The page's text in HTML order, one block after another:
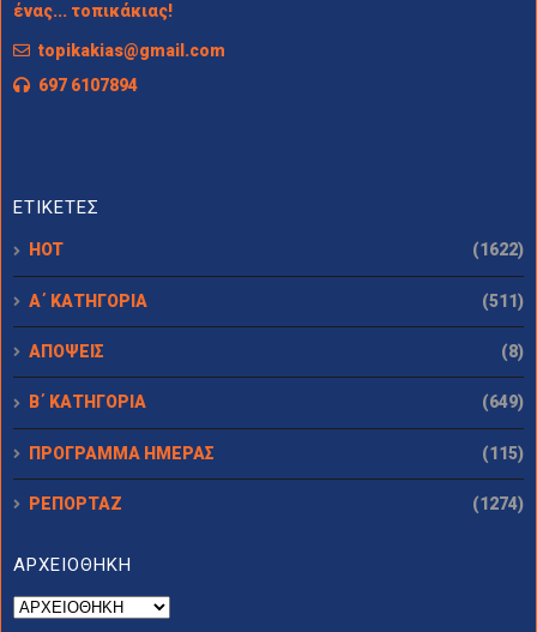
ένας... τοπικάκιας!
topikakias@gmail.com
697 6107894
ΕΤΙΚΕΤΕΣ
HOT (1622)
Α΄ ΚΑΤΗΓΟΡΙΑ (511)
ΑΠΟΨΕΙΣ (8)
Β΄ ΚΑΤΗΓΟΡΙΑ (649)
ΠΡΟΓΡΑΜΜΑ ΗΜΕΡΑΣ (115)
ΡΕΠΟΡΤΑΖ (1274)
ΑΡΧΕΙΟΘΗΚΗ